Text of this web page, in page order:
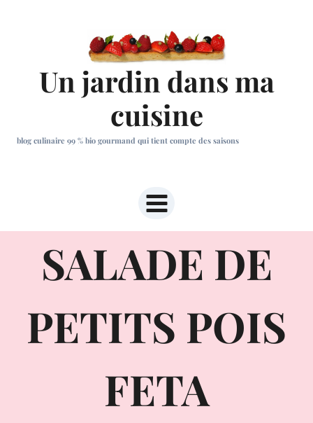
Un jardin dans ma
cuisine
blog culinaire 99 % bio gourmand qui tient compte des saisons
SALADE DE
PETITS POIS
FETA